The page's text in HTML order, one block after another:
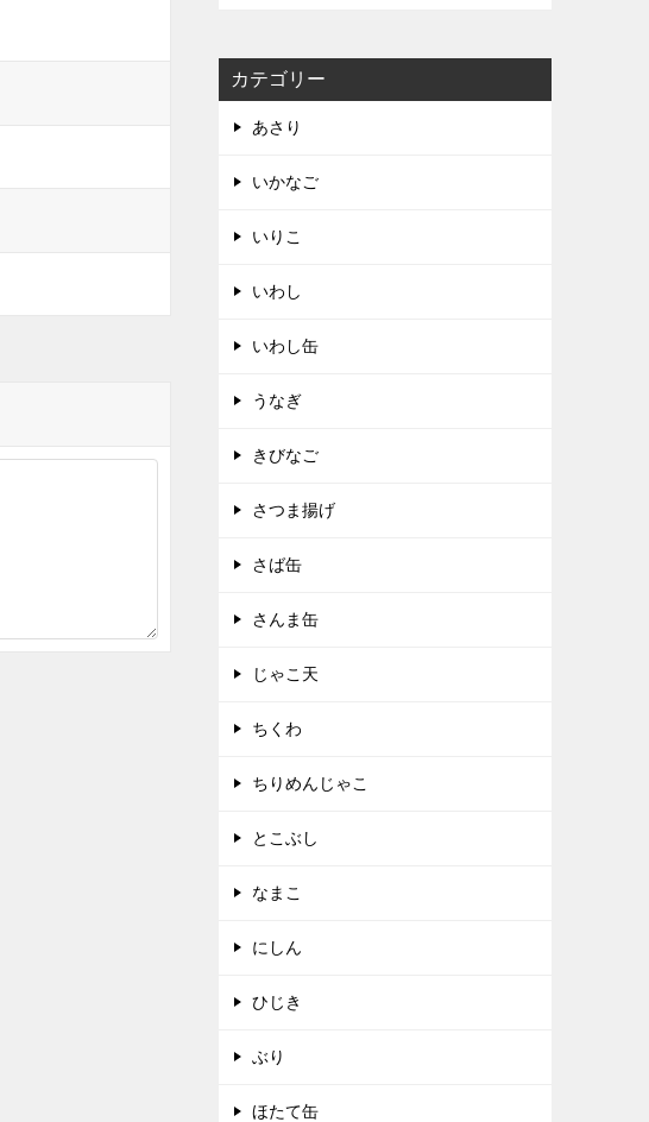
カテゴリー
あさり
いかなご
いりこ
いわし
いわし缶
うなぎ
きびなご
さつま揚げ
さば缶
さんま缶
じゃこ天
ちくわ
ちりめんじゃこ
とこぶし
なまこ
にしん
ひじき
ぶり
ほたて缶